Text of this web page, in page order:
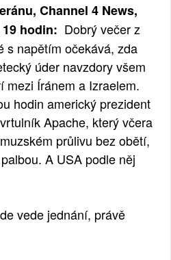
Channel 4 News,
hodin: Dobrý večer z
s napětím očekává, zda
úder navzdory všem
mezi Íránem a Izraelem.
hodin americký prezident
Apache, který včera
průlivu bez obětí,
A USA podle něj
vede jednání, právě